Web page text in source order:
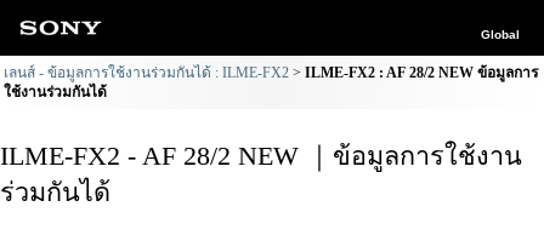
Global
เลนส์ - ข้อมูลการใช้งานร่วมกันได้ : ILME-FX2
ILME-FX2 : AF 28/2 NEW ข้อมูลการ
ใช้งานร่วมกันได้
ILME-FX2 - AF 28/2 NEW ｜ข้อมูลการใช้งาน
ร่วมกันได้